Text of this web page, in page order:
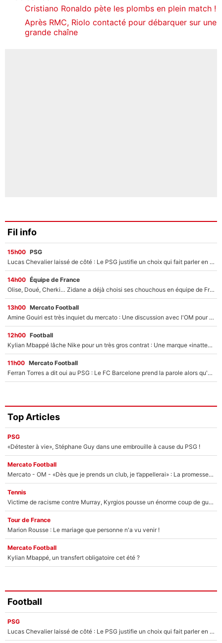
Cristiano Ronaldo pète les plombs en plein match !
Après RMC, Riolo contacté pour débarquer sur une
grande chaîne
Fil info
15h00 PSG
Lucas Chevalier laissé de côté : Le PSG justifie un choix qui fait parler en plein mercato
14h00 Équipe de France
Olise, Doué, Cherki… Zidane a déjà choisi ses chouchous en équipe de France ? L’IA annonce des surprises sans Kylian Mbappé !
13h00 Mercato Football
Amine Gouiri est très inquiet du mercato : Une discussion avec l'OM pour acter son transfert !
12h00 Football
Kylian Mbappé lâche Nike pour un très gros contrat : Une marque «inattendue» va frapper très fort
11h00 Mercato Football
Ferran Torres a dit oui au PSG : Le FC Barcelone prend la parole alors qu'un transfert de l'attaquant espagnol prend forme
Top Articles
PSG
«Détester à vie», Stéphane Guy dans une embrouille à cause du PSG !
Mercato Football
Mercato - OM - «Dès que je prends un club, je t’appellerai» : La promesse de Marcelino au moment de claquer la porte
Tennis
Victime de racisme contre Murray, Kyrgios pousse un énorme coup de gueule !
Tour de France
Marion Rousse : Le mariage que personne n'a vu venir !
Mercato Football
Kylian Mbappé, un transfert obligatoire cet été ?
Football
PSG
Lucas Chevalier laissé de côté : Le PSG justifie un choix qui fait parler en plein mercato